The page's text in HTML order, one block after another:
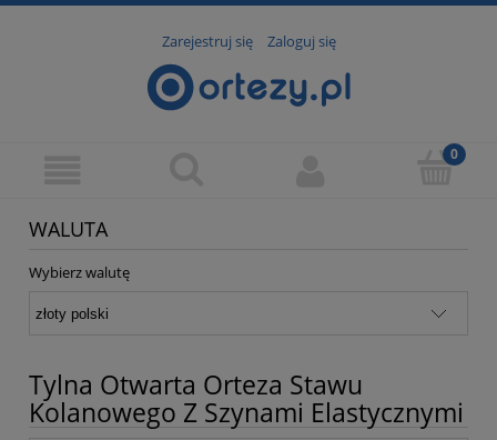
Zarejestruj się Zaloguj się
WALUTA
Wybierz walutę
Tylna Otwarta Orteza Stawu
Kolanowego Z Szynami Elastycznymi